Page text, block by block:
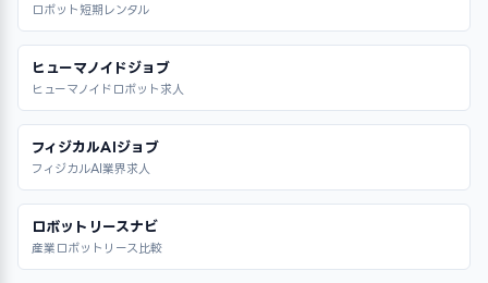
ロボット短期レンタル
ヒューマノイドジョブ
ヒューマノイドロボット求人
フィジカルAIジョブ
フィジカルAI業界求人
ロボットリースナビ
産業ロボットリース比較